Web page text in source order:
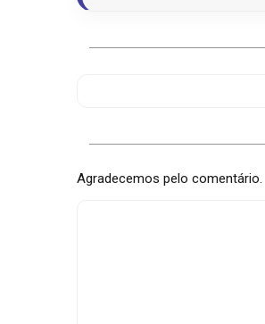
Agradecemos pelo comentário.